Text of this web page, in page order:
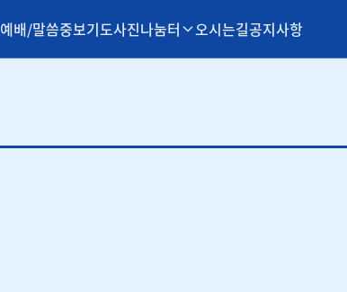
예배/말씀중보기도사진나눔터 오시는길공지사항